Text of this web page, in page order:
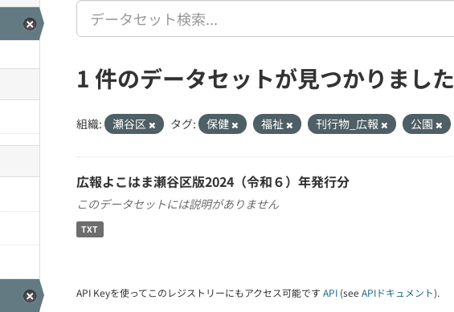
1 件のデータセットが見つかりました
組織: 瀬谷区 タグ: 保健 福祉 刊行物_広報 公園
広報よこはま瀬谷区版2024（令和６）年発行分
このデータセットには説明がありません
TXT
API Keyを使ってこのレジストリーにもアクセス可能です API (see APIドキュメント).